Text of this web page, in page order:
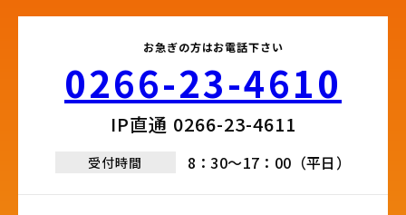
お急ぎの方はお電話下さい
0266-23-4610​
IP直通 0266-23-4611​
受付時間 8：30～17：00（平日）